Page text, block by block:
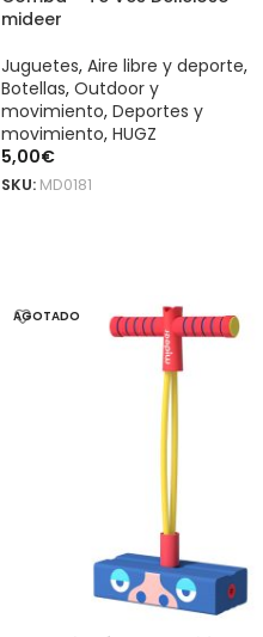
mideer
Juguetes, Aire libre y deporte,
Botellas, Outdoor y
movimiento, Deportes y
movimiento, HUGZ
5,00€
SKU: MD0181
AGOTADO